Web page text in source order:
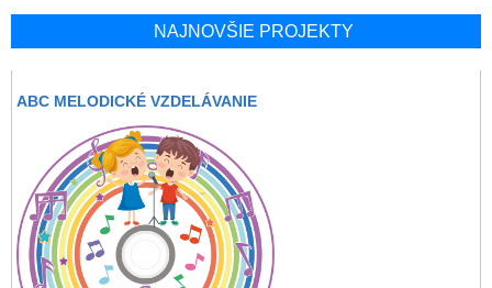
NAJNOVŠIE PROJEKTY
ABC MELODICKÉ VZDELÁVANIE